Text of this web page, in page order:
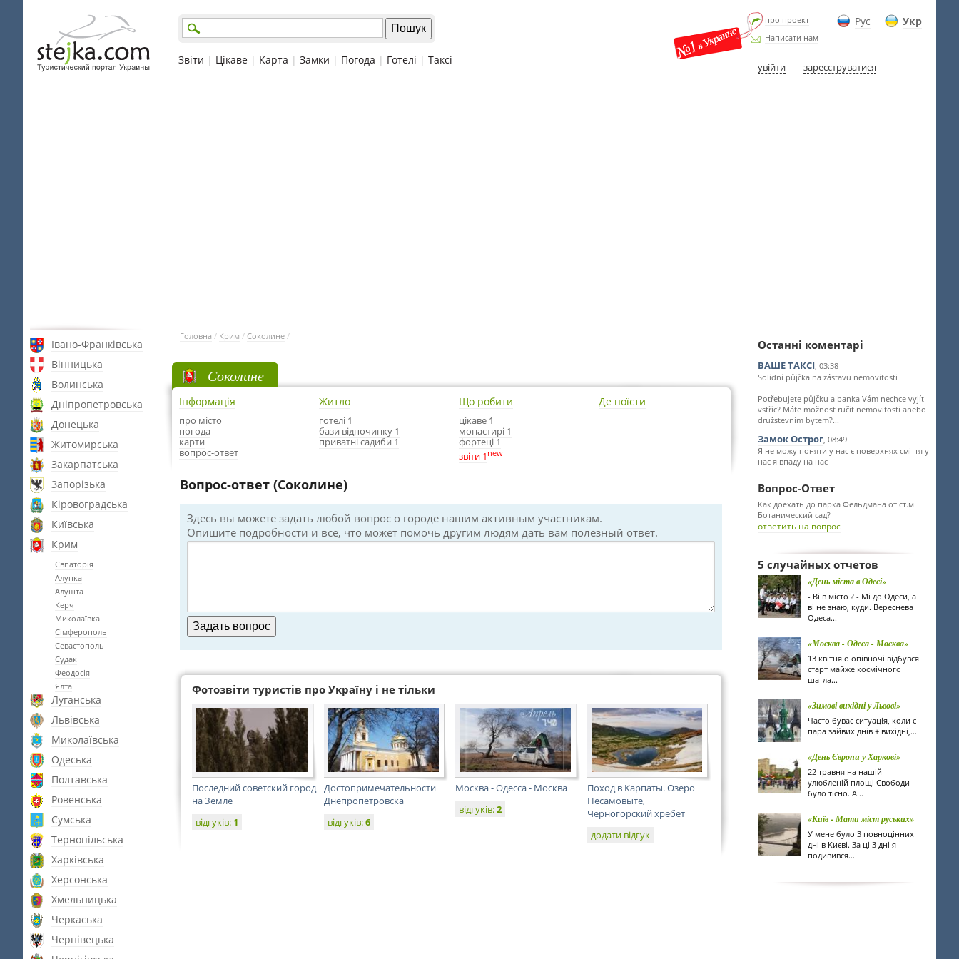
Рус Укр
про проект
Написати нам
увійти зареєструватися
Звіти | Цікаве | Карта | Замки | Погода | Готелі | Таксі
Івано-Франківська
Вінницька
Волинська
Дніпропетровська
Донецька
Житомирська
Закарпатська
Запорізька
Кіровоградська
Київська
Крим
Євпаторія
Алупка
Алушта
Керч
Миколаївка
Сімферополь
Севастополь
Судак
Феодосія
Ялта
Луганська
Львівська
Миколаївська
Одеська
Полтавська
Ровенська
Сумська
Тернопільська
Харківська
Херсонська
Хмельницька
Черкаська
Чернівецька
Головна / Крим / Соколине /
Соколине
Інформація
про місто
погода
карти
вопрос-ответ
Житло
готелі 1
бази відпочинку 1
приватні садиби 1
Що робити
цікаве 1
монастирі 1
фортеці 1
звіти 1 new
Де поїсти
Вопрос-ответ (Соколине)
Здесь вы можете задать любой вопрос о городе нашим активным участникам.
Опишите подробности и все, что может помочь другим людям дать вам полезный ответ.
Фотозвіти туристів про Україну і не тільки
Последний советский город
на Земле
відгуків: 1
Достопримечательности
Днепропетровска
відгуків:6
Москва - Одесса - Москва
відгуків:2
Поход в Карпаты. Озеро
Несамовыте,
Черногорский хребет
додати відгук
Останні коментарі
ВАШЕ ТАКСІ, 03:38
Solidní půjčka na zástavu nemovitosti
Potřebujete půjčku a banka Vám nechce vyjít
vstříc? Máte možnost ručit nemovitosti anebo
družstevním bytem?...
Замок Острог, 08:49
Я не можу поняти у нас є поверхнях сміття у
нас я впаду на нас
Вопрос-Ответ
Как доехать до парка Фельдмана от ст.м
Ботанический сад?
ответить на вопрос
5 случайных отчетов
«День міста в Одесі»
- Ві в місто ? - Мі до Одеси, а
ві не знаю, куди. Вереснева
Одеса...
«Москва - Одеса - Москва»
13 квітня о опівночі відбувся
старт майже космічного
шатла...
«Зимові вихідні у Львові»
Часто буває ситуація, коли є
пара зайвих днів + вихідні,...
«День Європи у Харкові»
22 травня на нашій
улюбленій площі Свободи
було тісно. А...
«Київ - Мати міст руських»
У мене було 3 повноцінних
дні в Києві. За ці 3 дні я
подивився...